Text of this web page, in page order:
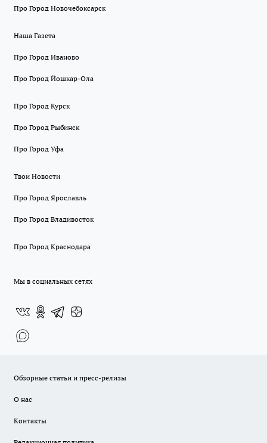
Про Город Новочебоксарск
Наша Газета
Про Город Иваново
Про Город Йошкар-Ола
Про Город Курск
Про Город Рыбинск
Про Город Уфа
Твои Новости
Про Город Ярославль
Про Город Владивосток
Про Город Краснодара
Мы в социальных сетях
Обзорные статьи и пресс-релизы
О нас
Контакты